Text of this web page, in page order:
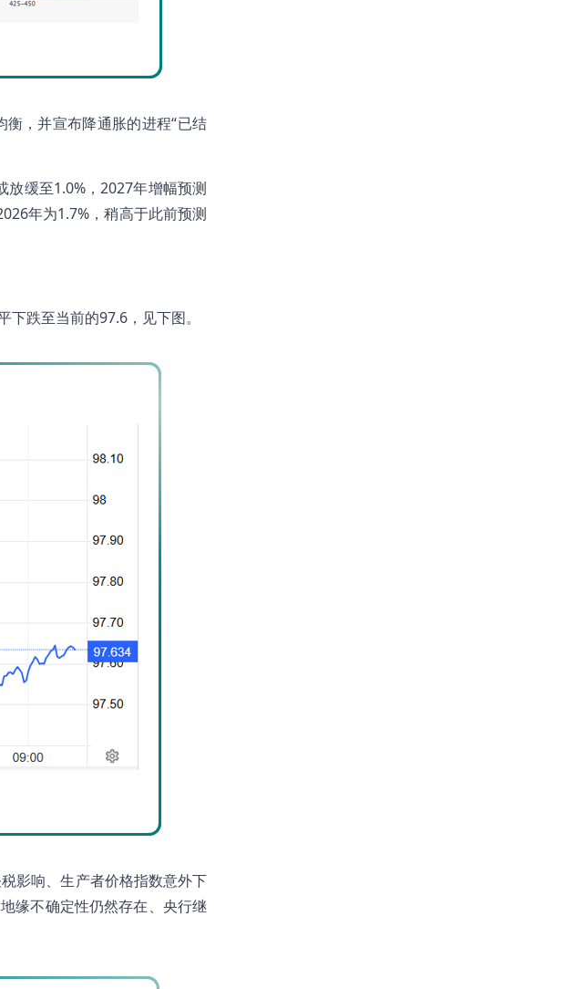
，并宣布降通胀的进程“已结
放缓至1.0%，2027年增幅预测
年为1.7%，稍高于此前预测
跌至当前的97.6，见下图。
影响、生产者价格指数意外下
缘不确定性仍然存在、央行继